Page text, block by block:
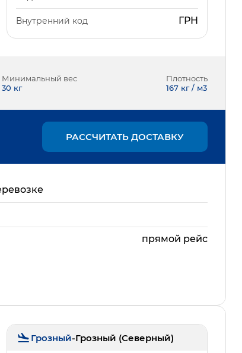
Внутренний код ГРН
Минимальный вес
30 кг
Плотность
167 кг / м3
РАССЧИТАТЬ ДОСТАВКУ
прямой рейс
Грозный-Грозный (Северный)